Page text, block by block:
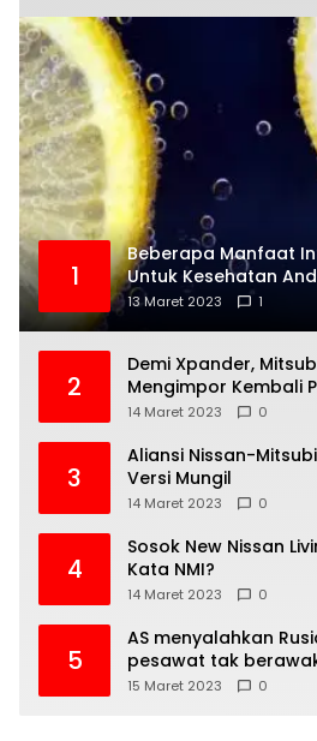
1
Beberapa Manfaat
Untuk Kesehatan
13 Maret 2023 1
2
Demi Xpander,
Mengimpor Kembali
14 Maret 2023 0
3
Aliansi Nissan-
Versi Mungil
14 Maret 2023 0
4
Sosok New Nissan
Kata NMI?
14 Maret 2023 0
5
AS menyalahkan
pesawat tak
Moskow menyangkal
15 Maret 2023 0